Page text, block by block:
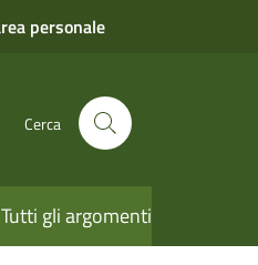
personale
Cerca
Tutti gli argomenti